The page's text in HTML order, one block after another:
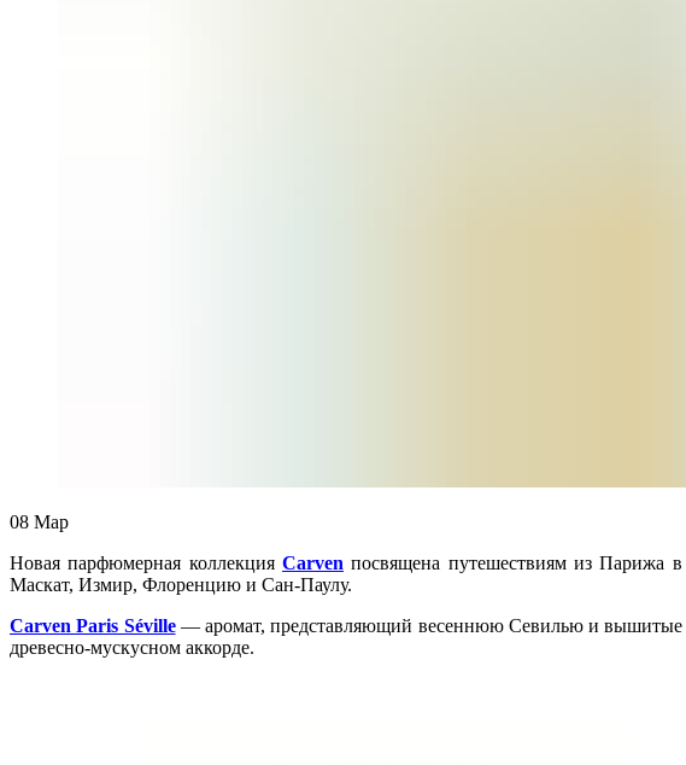
08 Мар
Новая парфюмерная коллекция Carven посвящена путешествиям из Парижа
Маскат, Измир, Флоренцию и Сан-Паулу.
Carven Paris Séville— аромат, представляющий весеннюю Севилью и вышитые
древесно-мускусном аккорде.